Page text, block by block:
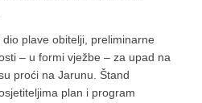
plave obitelji, preliminarne
– u formi vježbe – za upad na
proći na Jarunu. Štand
plan i program